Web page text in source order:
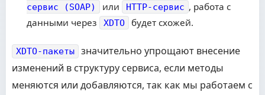
сервис (SOAP)
или HTTP-сервис , работа с
данными через
XDTO будет схожей.
XDTO-пакеты
значительно упрощают внесение
изменений в структуру сервиса, если методы
меняются или добавляются, так как мы работаем с